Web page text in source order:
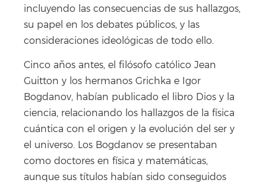
incluyendo las consecuencias de sus hallazgos,
su papel en los debates públicos, y las
consideraciones ideológicas de todo ello.
Cinco años antes, el filósofo católico Jean
Guitton y los hermanos Grichka e Igor
Bogdanov, habían publicado el libro Dios y la
ciencia, relacionando los hallazgos de la física
cuántica con el origen y la evolución del ser y
el universo. Los Bogdanov se presentaban
como doctores en física y matemáticas,
aunque sus títulos habían sido conseguidos